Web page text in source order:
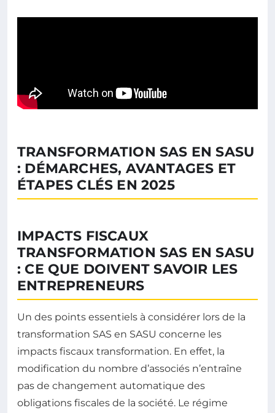
TRANSFORMATION SAS EN SASU
: DÉMARCHES, AVANTAGES ET
ÉTAPES CLÉS EN 2025
IMPACTS FISCAUX
TRANSFORMATION SAS EN SASU
: CE QUE DOIVENT SAVOIR LES
ENTREPRENEURS
Un des points essentiels à considérer lors de la
transformation SAS en SASU concerne les
impacts fiscaux transformation. En effet, la
modification du nombre d’associés n’entraîne
pas de changement automatique des
obligations fiscales de la société. Le régime